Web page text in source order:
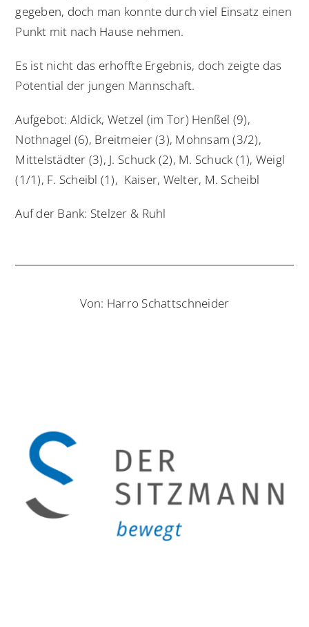
gegeben, doch man konnte durch viel Einsatz einen
Punkt mit nach Hause nehmen.
Es ist nicht das erhoffte Ergebnis, doch zeigte das
Potential der jungen Mannschaft.
Aufgebot: Aldick, Wetzel (im Tor) Henßel (9),
Nothnagel (6), Breitmeier (3), Mohnsam (3/2),
Mittelstädter (3), J. Schuck (2), M. Schuck (1), Weigl
(1/1), F. Scheibl (1), Kaiser, Welter, M. Scheibl
Auf der Bank: Stelzer & Ruhl
Von: Harro Schattschneider